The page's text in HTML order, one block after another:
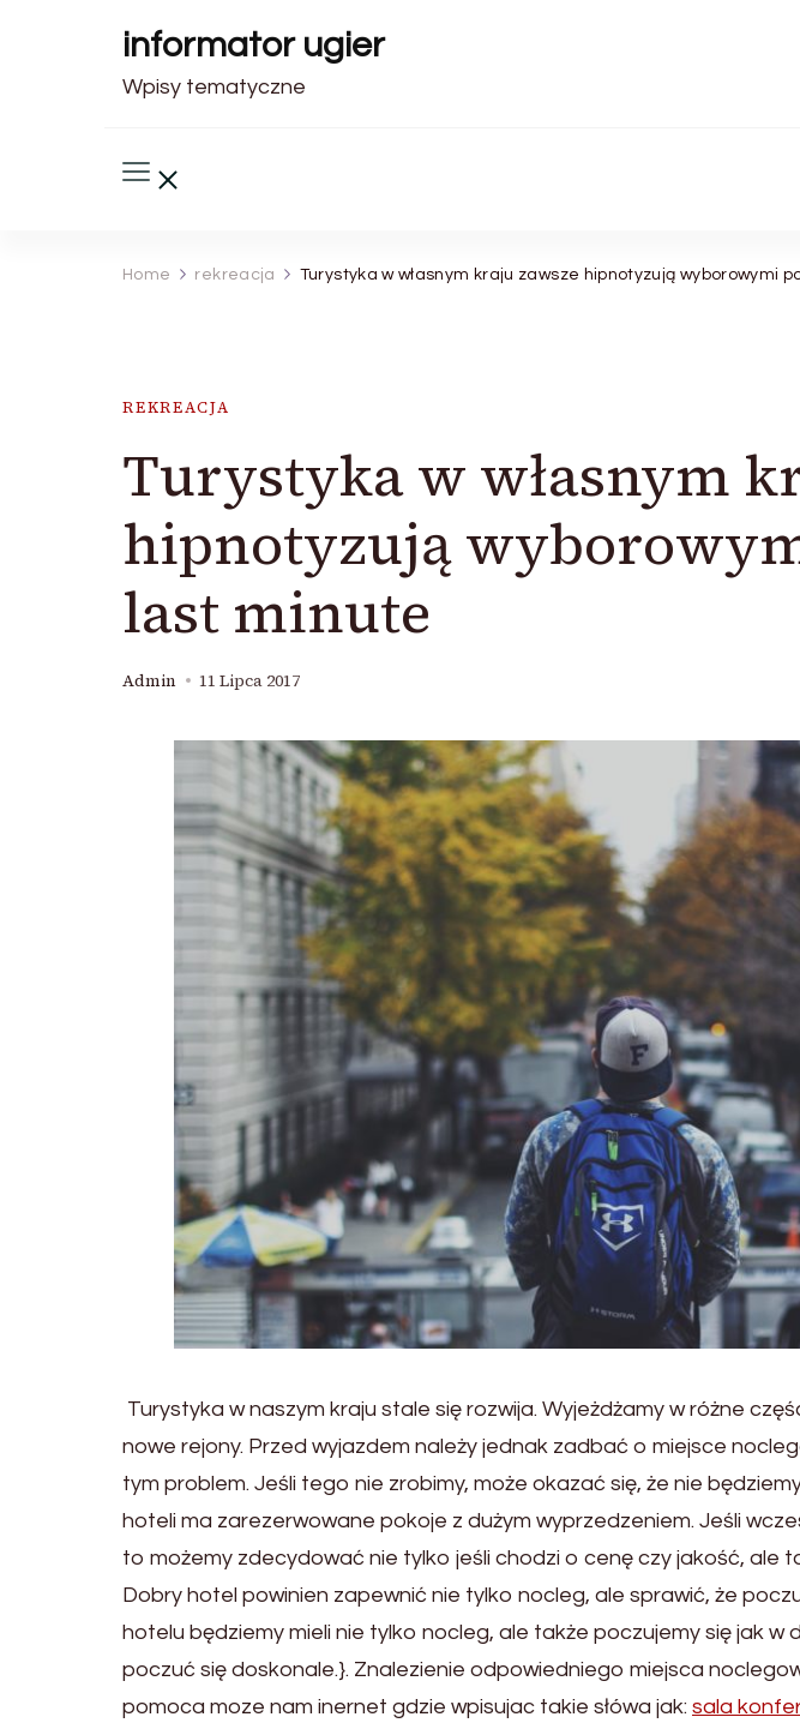
informator ugier
Wpisy tematyczne
Home rekreacja Turystyka w własnym kraju zawsze hipnotyzują wyborowymi
REKREACJA
Turystyka w własnym
hipnotyzują
last minute
Admin 11 Lipca 2017
Turystyka w naszym kraju stale się rozwija. Wyjeżdżamy w różne
nowe rejony. Przed wyjazdem należy jednak zadbać o miejsce
tym problem. Jeśli tego nie zrobimy, może okazać się, że nie
hoteli ma zarezerwowane pokoje z dużym wyprzedzeniem. Jeśli
to możemy zdecydować nie tylko jeśli chodzi o cenę czy jakość, ale
Dobry hotel powinien zapewnić nie tylko nocleg, ale sprawić, że
hotelu będziemy mieli nie tylko nocleg, ale także poczujemy się jak w
poczuć się doskonale.}. Znalezienie odpowiedniego miejsca
pomoca moze nam inernet gdzie wpisujac takie słówa jak: sala